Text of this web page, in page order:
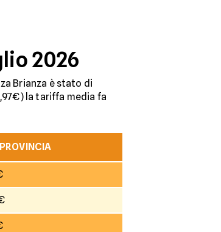
2026
Brianza è stato di
la tariffa media fa